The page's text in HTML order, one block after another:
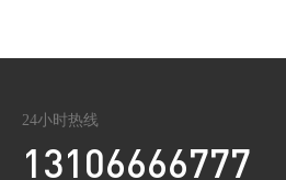
24小时热线
13106666777